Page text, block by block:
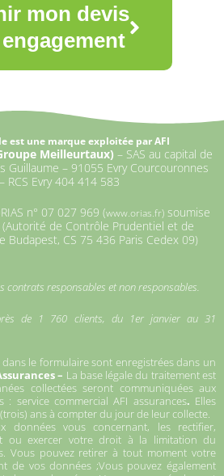
mon devis
est une marque exploitée par AFI
Meilleurtaux) – SAS au capital de
Guillaume – 91055 Evry Courcouronnes
RCS Evry 404 414 583
n° 07 027 969 (www.orias.fr)soumise
(Autorité de Contrôle Prudentiel et de
Budapest, CS 75 436 Paris Cedex 09)
contrats responsables et non responsables.
de 1 760 clients, du 1er janvier au 31
le formulaire sont enregistrées dans un
– La base légale du traitement est
collectées seront communiquées aux
: service commercial AFI assurances. Elles
ans à compter du jour de leur collecte.
données vous concernant, les rectifier,
ou exercer votre droit à la limitation du
Vous pouvez retirer à tout moment votre
de vos données ;Vous pouvez également